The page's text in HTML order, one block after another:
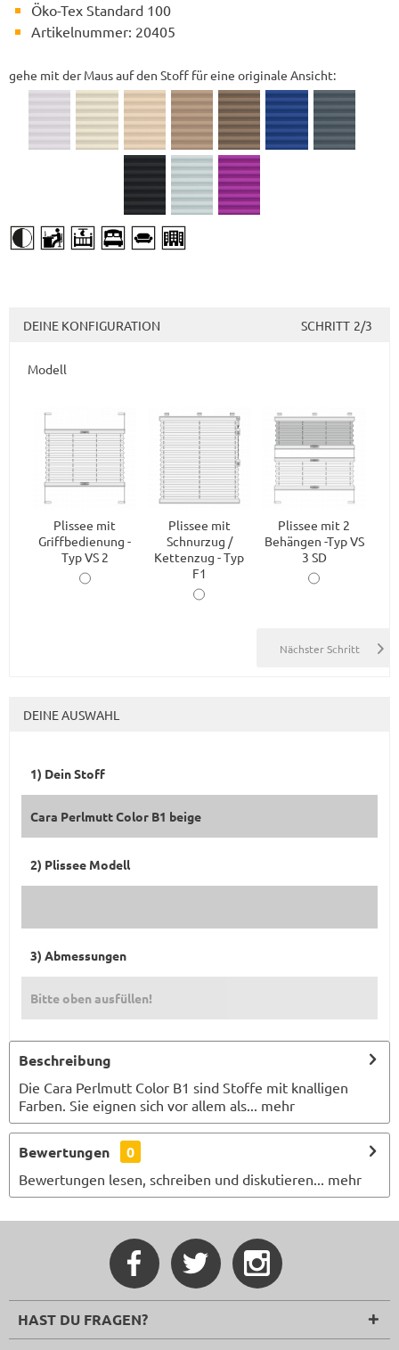
gehe mit der Maus auf den Stoff für eine originale Ansicht:
Öko-Tex Standard 100
Artikelnummer: 20405
DEINE KONFIGURATION SCHRITT 2/3
Modell
Plissee mit
Griffbedienung -
Typ VS 2
Plissee mit
Schnurzug /
Kettenzug - Typ
F1
Plissee mit 2
Behängen -Typ VS
3 SD
DEINE AUSWAHL
1) Dein Stoff
Cara Perlmutt Color B1 beige
2) Plissee Modell
3) Abmessungen
Bitte oben ausfüllen!
Beschreibung
Die Cara Perlmutt Color B1 sind Stoffe mit knalligen
Farben. Sie eignen sich vor allem als...
mehr
Bewertungen 0
Bewertungen lesen, schreiben und diskutieren... mehr
HAST DU FRAGEN?